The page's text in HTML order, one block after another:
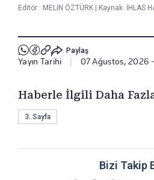
Editör : MELİN ÖZTÜRK | Kaynak: İHLAS
Paylaş
Yayın Tarihi 07 Ağustos, 2026
Haberle İlgili Daha
3. Sayfa
Bizi Takip